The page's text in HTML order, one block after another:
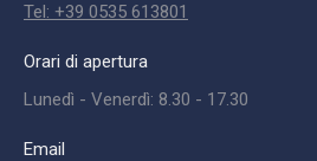
Tel: +39 0535 613801
Orari di apertura
Lunedì - Venerdì: 8.30 - 17.30
Email